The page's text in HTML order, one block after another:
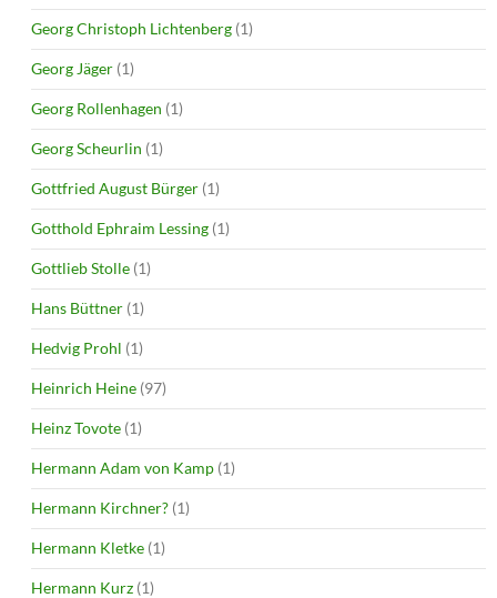
Georg Christoph Lichtenberg (1)
Georg Jäger (1)
Georg Rollenhagen (1)
Georg Scheurlin (1)
Gottfried August Bürger (1)
Gotthold Ephraim Lessing (1)
Gottlieb Stolle (1)
Hans Büttner (1)
Hedvig Prohl (1)
Heinrich Heine (97)
Heinz Tovote (1)
Hermann Adam von Kamp (1)
Hermann Kirchner? (1)
Hermann Kletke (1)
Hermann Kurz (1)